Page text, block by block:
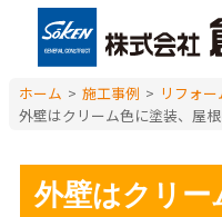
ホーム > 施工事例 > リフォ
外壁はクリー